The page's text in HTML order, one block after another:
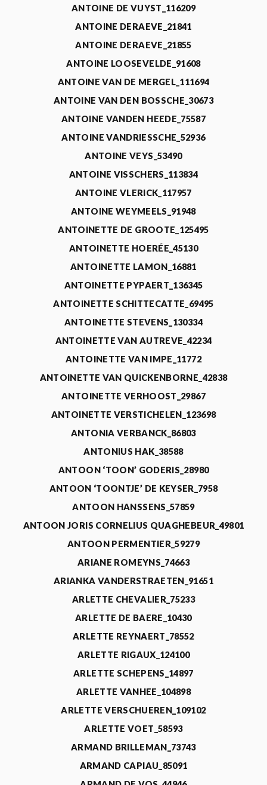
ANTOINE DE VUYST_116209
ANTOINE DERAEVE_21841
ANTOINE DERAEVE_21855
ANTOINE LOOSEVELDE_91608
ANTOINE VAN DE MERGEL_111694
ANTOINE VAN DEN BOSSCHE_30673
ANTOINE VANDEN HEEDE_75587
ANTOINE VANDRIESSCHE_52936
ANTOINE VEYS_53490
ANTOINE VISSCHERS_113834
ANTOINE VLERICK_117957
ANTOINE WEYMEELS_91948
ANTOINETTE DE GROOTE_125495
ANTOINETTE HOERÉE_45130
ANTOINETTE LAMON_16881
ANTOINETTE PYPAERT_136345
ANTOINETTE SCHITTECATTE_69495
ANTOINETTE STEVENS_130334
ANTOINETTE VAN AUTREVE_42234
ANTOINETTE VAN IMPE_11772
ANTOINETTE VAN QUICKENBORNE_42838
ANTOINETTE VERHOOST_29867
ANTOINETTE VERSTICHELEN_123698
ANTONIA VERBANCK_86803
ANTONIUS HAK_38588
ANTOON ‘TOON’ GODERIS_28980
ANTOON ‘TOONTJE’ DE KEYSER_7958
ANTOON HANSSENS_57859
ANTOON JORIS CORNELIUS QUAGHEBEUR_49801
ANTOON PERMENTIER_59279
ARIANE ROMEYNS_74663
ARIANKA VANDERSTRAETEN_91651
ARLETTE CHEVALIER_75233
ARLETTE DE BAERE_10430
ARLETTE REYNAERT_78552
ARLETTE RIGAUX_124100
ARLETTE SCHEPENS_14897
ARLETTE VANHEE_104898
ARLETTE VERSCHUEREN_109102
ARLETTE VOET_58593
ARMAND BRILLEMAN_73743
ARMAND CAPIAU_85091